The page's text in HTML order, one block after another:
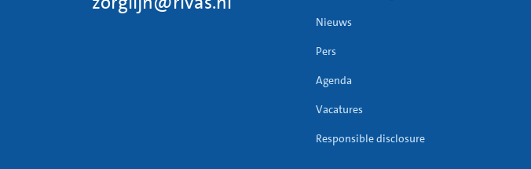
Nieuws
Pers
Agenda
Vacatures
Responsible disclosure